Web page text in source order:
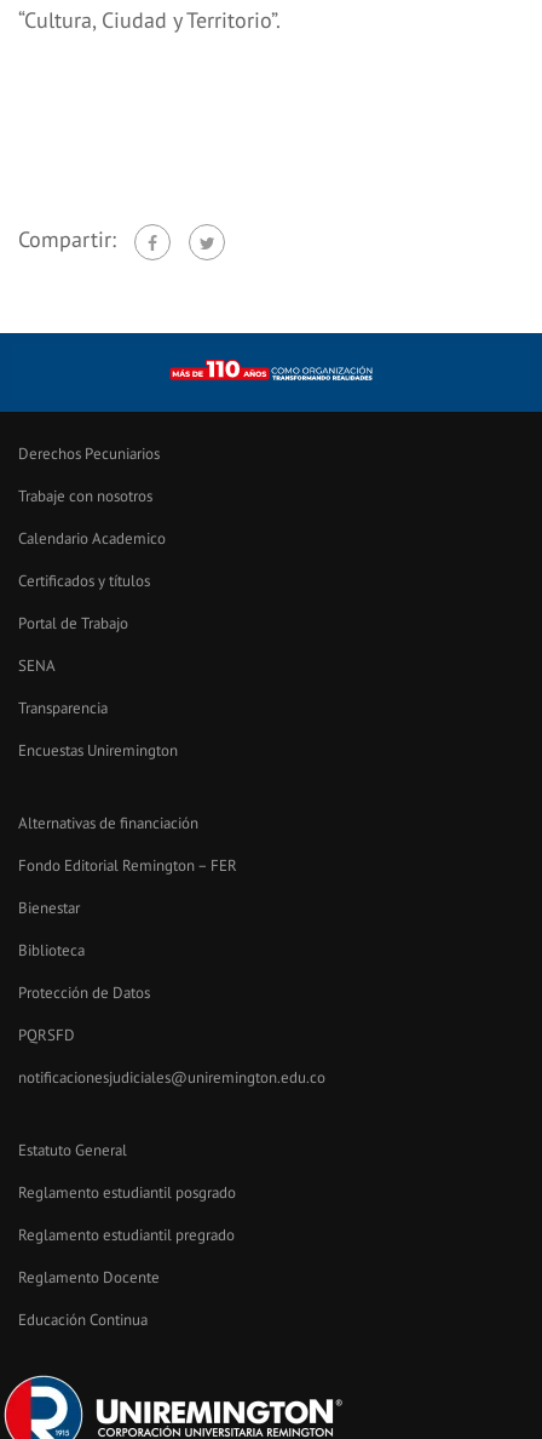
“Cultura, Ciudad y Territorio”.
Compartir:
Derechos Pecuniarios
Trabaje con nosotros
Calendario Academico
Certificados y títulos
Portal de Trabajo
SENA
Transparencia
Encuestas Uniremington
Alternativas de financiación
Fondo Editorial Remington – FER
Bienestar
Biblioteca
Protección de Datos
PQRSFD
notificacionesjudiciales@uniremington.edu.co
Estatuto General
Reglamento estudiantil posgrado
Reglamento estudiantil pregrado
Reglamento Docente
Educación Continua